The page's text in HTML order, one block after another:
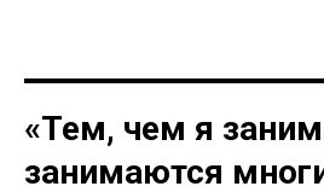
«Тем, чем я
занимаются